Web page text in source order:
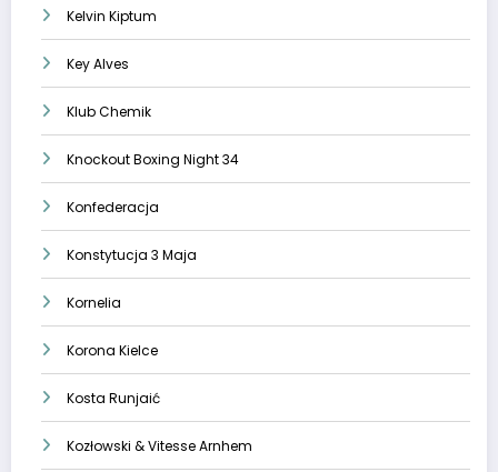
Kelvin Kiptum
Key Alves
Klub Chemik
Knockout Boxing Night 34
Konfederacja
Konstytucja 3 Maja
Kornelia
Korona Kielce
Kosta Runjaić
Kozłowski & Vitesse Arnhem